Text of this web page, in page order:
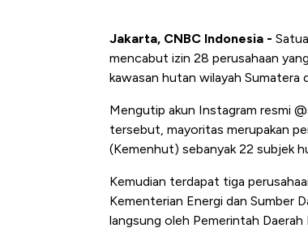
Jakarta, CNBC Indonesia -
mencabut izin 28 perusahaan
kawasan hutan wilayah Sumatera
Mengutip akun Instagram resmi
tersebut, mayoritas merupakan
(Kemenhut) sebanyak 22 subjek
Kemudian terdapat tiga
Kementerian Energi dan Sumber
langsung oleh Pemerintah Daerah